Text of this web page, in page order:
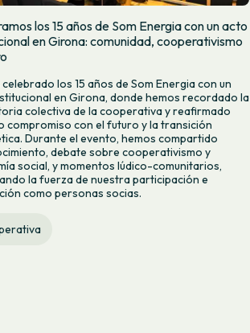
los 15 años de Som Energia con un acto
en Girona: comunidad, cooperativismo
los 15 años de Som Energia con un
en Girona, donde hemos recordado la
colectiva de la cooperativa y reafirmado
compromiso con el futuro y la transición
Durante el evento, hemos compartido
debate sobre cooperativismo y
social, y momentos lúdico-comunitarios,
la fuerza de nuestra participación e
como personas socias.